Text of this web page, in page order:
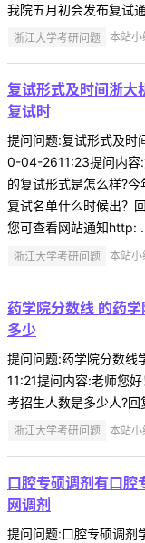
我院五月初会发布复试
浙江大学考研问题 本站
复试形式及时间浙大
复试时
提问问题:复试形式及
0-04-2611:23提问内容:
的复试形式是怎么样?
复试名单什么时候出？
您可查看网站通知http:
浙江大学考研问题 本站
药学院分数线 的药
多少
提问问题:药学院分数
11:21提问内容:老师您
考招生人数是多少人?
浙江大学考研问题 本站
口腔专硕调剂有口腔
网调剂
提问问题:口腔专硕调